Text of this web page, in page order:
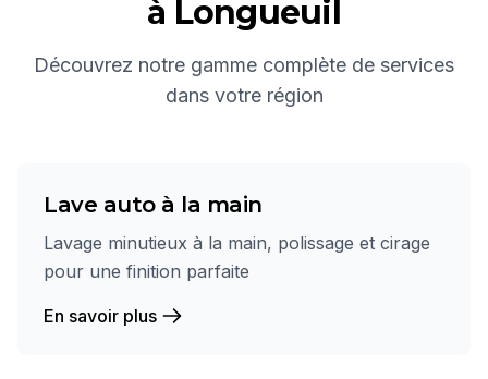
à Longueuil
Découvrez notre gamme complète de services
dans votre région
Lave auto à la main
Lavage minutieux à la main, polissage et cirage
pour une finition parfaite
En savoir plus